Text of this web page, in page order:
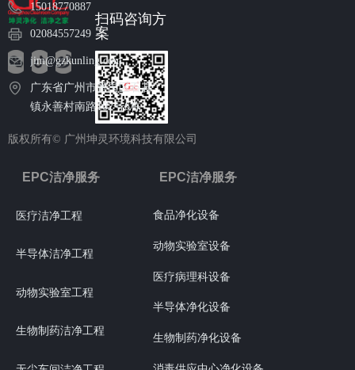
版权所有© 广州坤灵环境科技有限公司
扫码咨询方
案
EPC洁净服务
医疗洁净工程
半导体洁净工程
动物实验室工程
生物制药洁净工程
食品净化设备
动物实验室设备
医疗病理科设备
半导体净化设备
生物制药净化设备
EPC洁净服务
15018770887
02084557249
jim@gzkunling.com
广东省广州市番禺区石碁
镇永善村南路102号6栋